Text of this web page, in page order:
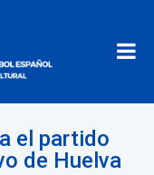
el partido
de Huelva